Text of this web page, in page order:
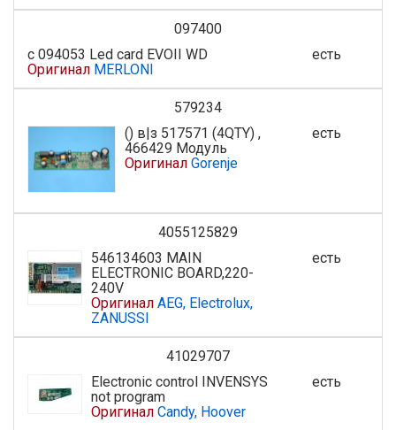
097400
с 094053 Led card EVOII WD
Оригинал MERLONI
есть
579234
() в|з 517571 (4QTY) ,
466429 Модуль
Оригинал Gorenje
есть
4055125829
546134603 MAIN
ELECTRONIC BOARD,220-
240V
Оригинал AEG, Electrolux,
ZANUSSI
есть
41029707
Electronic control INVENSYS
not program
Оригинал Candy, Hoover
есть